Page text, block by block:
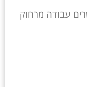
עבודה מרחוק